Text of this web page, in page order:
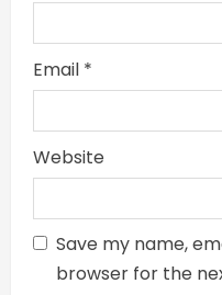
Email *
Website
Save my name,
browser for the